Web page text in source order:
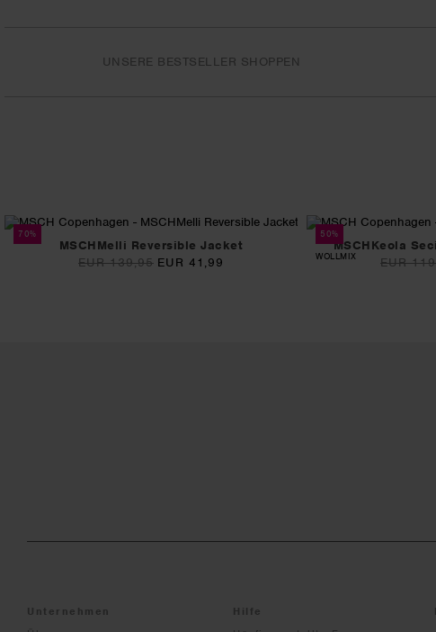
UNSERE BESTSELLER SHOPPEN
70%
MSCHMelli Reversible Jacket
EUR 139,95 EUR 41,99
50%
WOLLMIX
MSCHKeola
EUR
Unternehmen
Hilfe